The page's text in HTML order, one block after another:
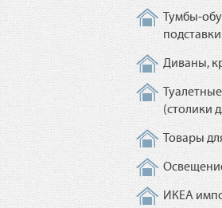
Тумбы-
Диваны,
(столики
Товары
ИКЕА